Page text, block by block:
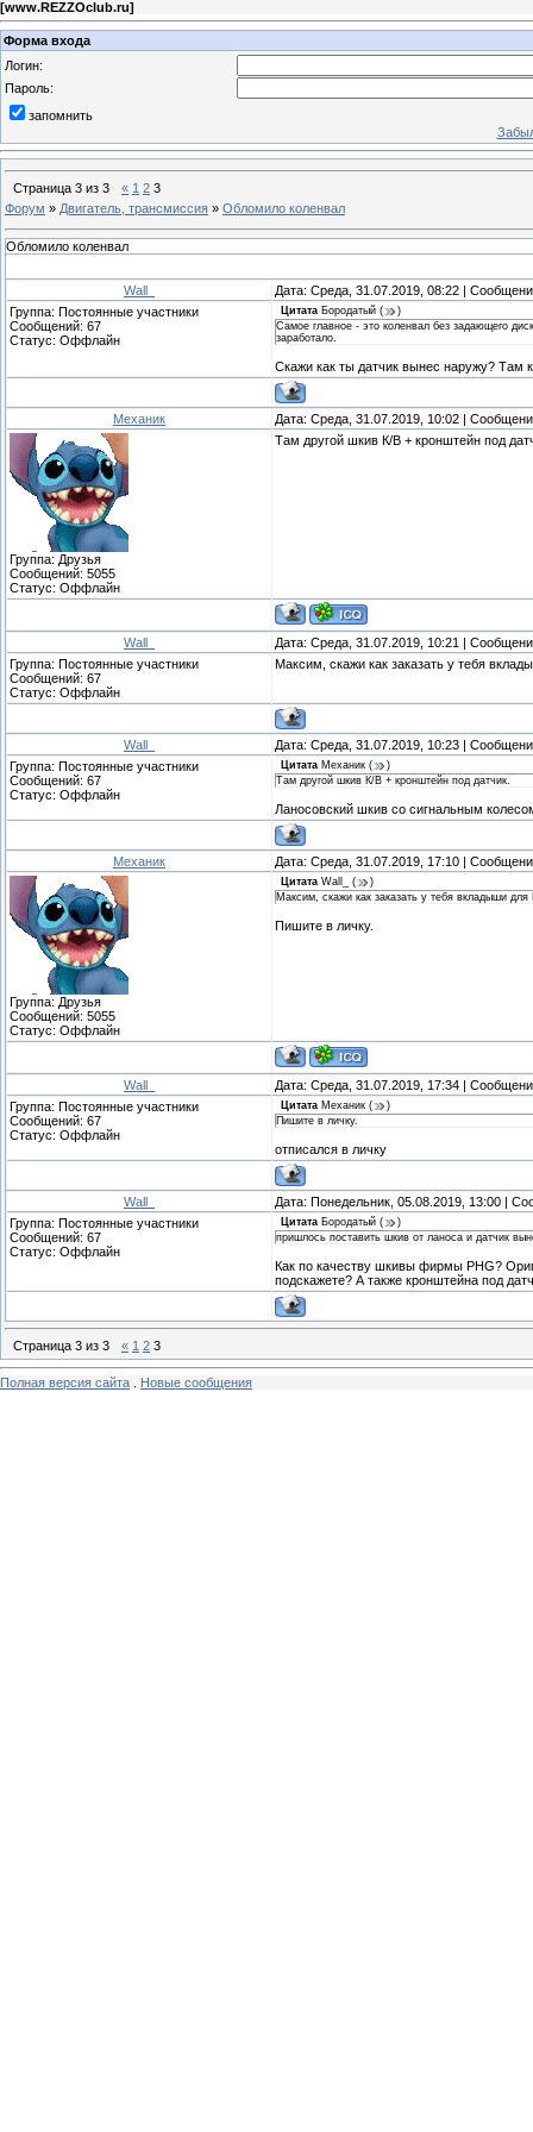
[www.REZZOclub.ru]
Форма входа
Логин:
Пароль:
запомнить
Страница 3 из 3 « 1 2 3
Форум » Двигатель, трансмиссия » Обломило коленвал
Обломило коленвал
Wall_
Дата: Среда, 31.07.2019, 08:22 |
Группа: Постоянные участники
Сообщений: 67
Статус: Оффлайн
Цитата Бородатый (
)
Самое главное - это коленвал без задающего
заработало.
Скажи как ты датчик вынес наружу? Там
Механик Дата: Среда, 31.07.2019, 10:02 |
Группа: Друзья
Сообщений: 5055
Статус: Оффлайн
Там другой шкив К/В + кронштейн под
Wall_
Дата: Среда, 31.07.2019, 10:21 |
Группа: Постоянные участники
Сообщений: 67
Статус: Оффлайн
Максим, скажи как заказать у тебя
Wall_
Дата: Среда, 31.07.2019, 10:23 |
Группа: Постоянные участники
Сообщений: 67
Статус: Оффлайн
Цитата Механик (
)
Там другой шкив К/В + кронштейн под датчик.
Ланосовский шкив со сигнальным
Механик Дата: Среда, 31.07.2019, 17:10 |
Группа: Друзья
Сообщений: 5055
Статус: Оффлайн
Цитата Wall_ (
)
Максим, скажи как заказать у тебя вкладыши для
Пишите в личку.
Wall_
Дата: Среда, 31.07.2019, 17:34 |
Группа: Постоянные участники
Сообщений: 67
Статус: Оффлайн
Цитата Механик (
)
Пишите в личку.
отписался в личку
Wall_
Дата: Понедельник, 05.08.2019, 13:00 |
Группа: Постоянные участники
Сообщений: 67
Статус: Оффлайн
Цитата Бородатый (
)
пришлось поставить шкив от ланоса и датчик
Как по качеству шкивы фирмы PHG?
подскажете? А также кронштейна под
Страница 3 из 3 « 1 2 3
Полная версия сайта Новые сообщения